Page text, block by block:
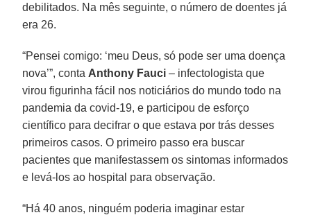
debilitados. Na mês seguinte, o número de doentes já
era 26.
“Pensei comigo: ‘meu Deus, só pode ser uma doença
nova’”, conta Anthony Fauci – infectologista que
virou figurinha fácil nos noticiários do mundo todo na
pandemia da covid-19, e participou de esforço
científico para decifrar o que estava por trás desses
primeiros casos. O primeiro passo era buscar
pacientes que manifestassem os sintomas informados
e levá-los ao hospital para observação.
“Há 40 anos, ninguém poderia imaginar estar